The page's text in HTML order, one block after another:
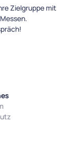
Zielgruppe mit